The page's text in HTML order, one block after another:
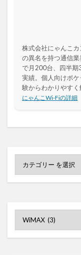
株式会社にゃんこカ
の異名を持つ通信
で月200台、四半期
実績。個人向けポ
験からわかりやすく
にゃんこWi-Fiの詳細